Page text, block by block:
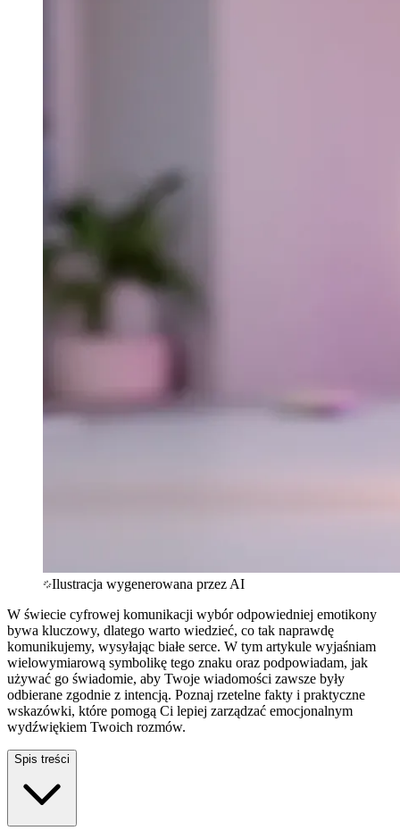
Ilustracja wygenerowana przez AI
W świecie cyfrowej komunikacji wybór odpowiedniej emotikony
bywa kluczowy, dlatego warto wiedzieć, co tak naprawdę
komunikujemy, wysyłając białe serce. W tym artykule wyjaśniam
wielowymiarową symbolikę tego znaku oraz podpowiadam, jak
używać go świadomie, aby Twoje wiadomości zawsze były
odbierane zgodnie z intencją. Poznaj rzetelne fakty i praktyczne
wskazówki, które pomogą Ci lepiej zarządzać emocjonalnym
wydźwiękiem Twoich rozmów.
Spis treści